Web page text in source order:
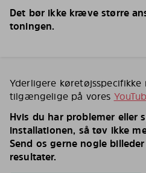
Det bør ikke kræve større
toningen.
Yderligere
tilgængelige på vores
Hvis du har problemer eller
installationen, så tøv ikke
Send os gerne nogle
resultater.